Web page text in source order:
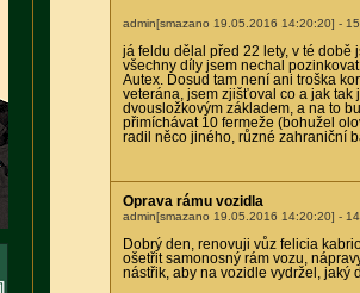
admin[smazano 19.05.2016 14:20:20] -
já feldu dělal před 22 lety, v té
všechny díly jsem nechal
Autex. Dosud tam není ani troška
veterána, jsem zjišťoval co a jak
dvousložkovým základem, a na to
přimíchávat 10 fermeže (bohužel
radil něco jiného, různé zahraniční
Oprava rámu vozidla
admin[smazano 19.05.2016 14:20:20] -
Dobrý den, renovuji vůz felicia
ošetřit samonosný rám vozu,
nástřik, aby na vozidle vydržel, jaký